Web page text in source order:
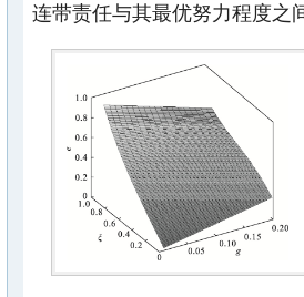
连带责任与其最优努力程度之